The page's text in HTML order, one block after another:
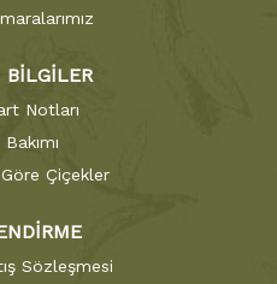
BİLGİLER
Notları
Çiçekler
Sözleşmesi